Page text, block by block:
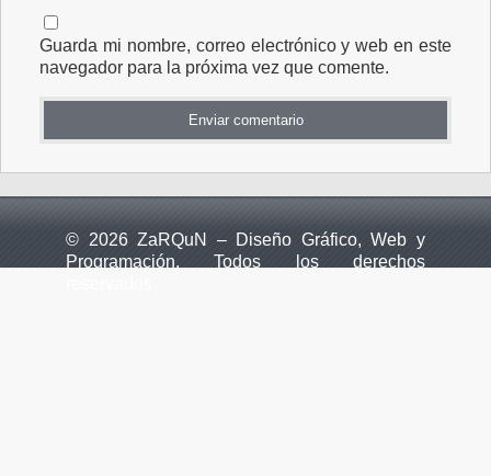
Guarda mi nombre, correo electrónico y web en este
navegador para la próxima vez que comente.
© 2026 ZaRQuN – Diseño Gráfico, Web y
Programación. Todos los derechos